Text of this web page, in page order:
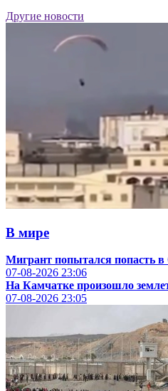
Другие новости
В мире
Мигрант попытался попасть в
07-08-2026 23:06
На Камчатке произошло
07-08-2026 23:05